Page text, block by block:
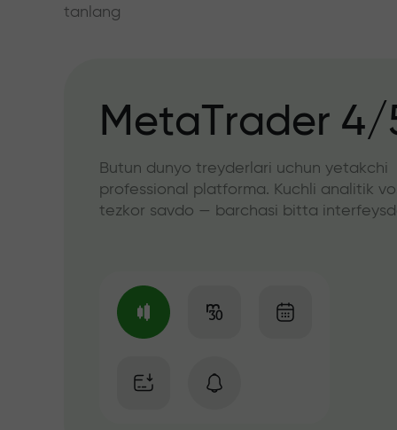
tanlang
MetaTrader 4/
Butun dunyo treyderlari uchun yetakchi
professional platforma. Kuchli analitik
tezkor savdo — barchasi bitta